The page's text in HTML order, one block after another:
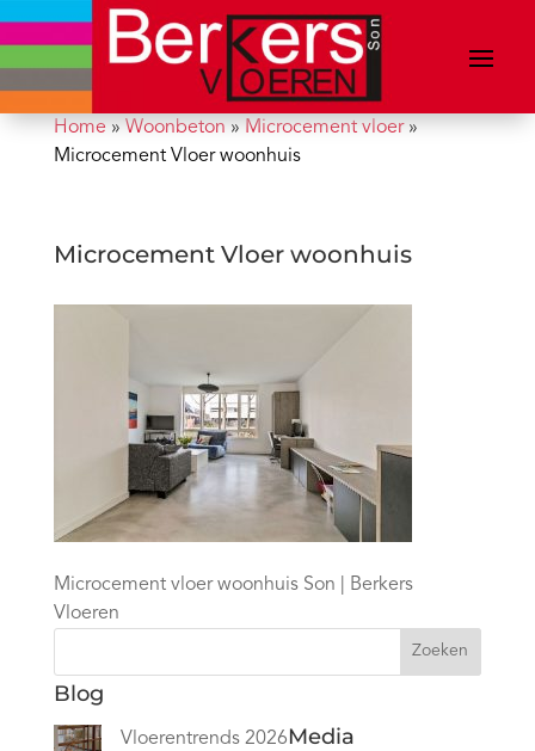
Home» Woonbeton » Microcement vloer»
Microcement Vloer woonhuis
Microcement Vloer woonhuis
Microcement vloer woonhuis Son | Berkers
Vloeren
Zoeken
Blog
Vloerentrends 2026Media